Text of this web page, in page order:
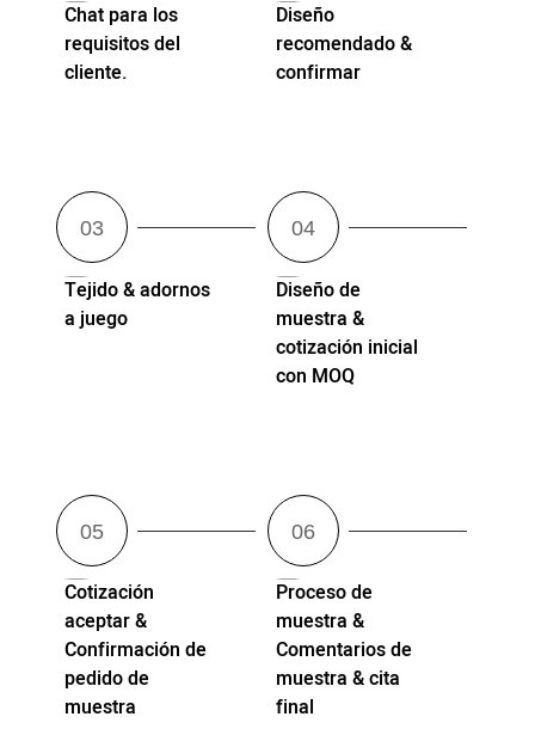
Chat para los
requisitos del
cliente.
Diseño
recomendado &
confirmar
Tejido & adornos
a juego
Diseño de
muestra &
cotización inicial
con MOQ
Cotización
aceptar &
Confirmación de
pedido de
muestra
Proceso de
muestra &
Comentarios de
muestra & cita
final